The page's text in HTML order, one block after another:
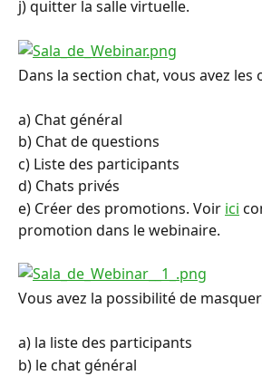
j) quitter la salle virtuelle.
Dans la section chat, vous avez les
a) Chat général
b) Chat de questions
c) Liste des participants
d) Chats privés
e) Créer des promotions. Voir ici
promotion dans le webinaire.
Vous avez la possibilité de
a) la liste des participants
b) le chat général